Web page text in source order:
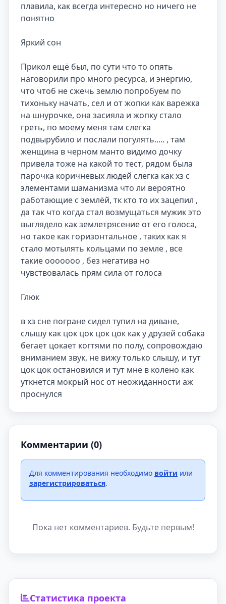
плавила, как всегда интересно но ничего не
понятно
Яркий сон
Прикол ещё был, по сути что то опять
наговорили про много ресурса, и энергию,
что чтоб не сжечь землю попробуем по
тихоньку начать, сел и от жопки как варежка
на шнурочке, она засияла и жопку стало
греть, по моему меня там слегка
подвырубило и послали погулять..... , там
женщина в черном манто видимо дочку
привела тоже на какой то тест, рядом была
парочка коричневых людей слегка как хз с
элементами шаманизма что ли вероятно
работающие с землёй, тк кто то их зацепил ,
да так что когда стал возмущаться мужик это
выглядело как землетрясение от его голоса,
но такое как горизонтальное , таких как я
стало мотылять кольцами по земле , все
такие ооооооо , без негатива но
чувствовалась прям сила от голоса
Глюк
в хз сне погране сидел тупил на диване,
слышу как цок цок цок цок как у друзей собака
бегает цокает когтями по полу, сопровождаю
вниманием звук, не вижу только слышу, и тут
цок цок остановился и тут мне в колено как
уткнется мокрый нос от неожиданности аж
проснулся
Комментарии (0)
Для комментирования необходимо войти или
зарегистрироваться.
Пока нет комментариев. Будьте первым!
Статистика проекта